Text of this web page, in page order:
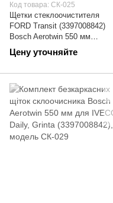
Код товара: СК-025
Щетки стеклоочистителя
FORD Transit (3397008842)
Bosch Aerotwin 550 мм
(дворники) | СК-025
Цену уточняйте